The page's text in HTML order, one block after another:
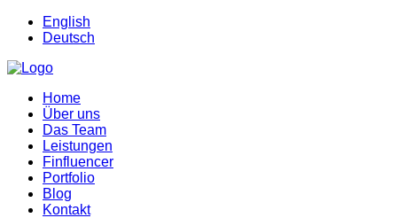
English
Deutsch
Home
Über uns
Das Team
Leistungen
Finfluencer
Portfolio
Blog
Kontakt